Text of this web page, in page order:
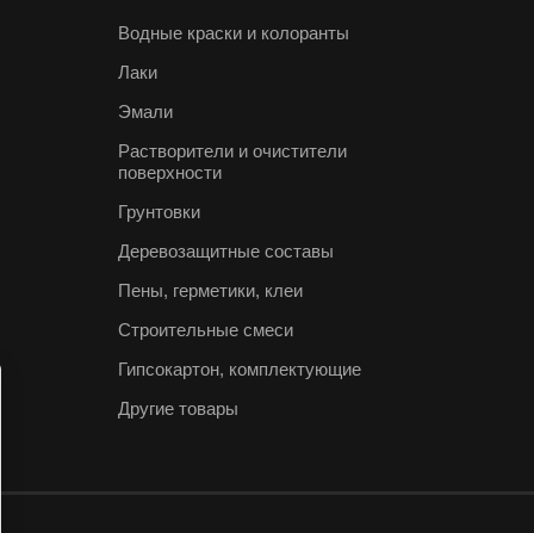
Водные краски и колоранты
Лаки
Эмали
Растворители и очистители
поверхности
Грунтовки
Деревозащитные составы
Пены, герметики, клеи
Строительные смеси
Гипсокартон, комплектующие
Другие товары